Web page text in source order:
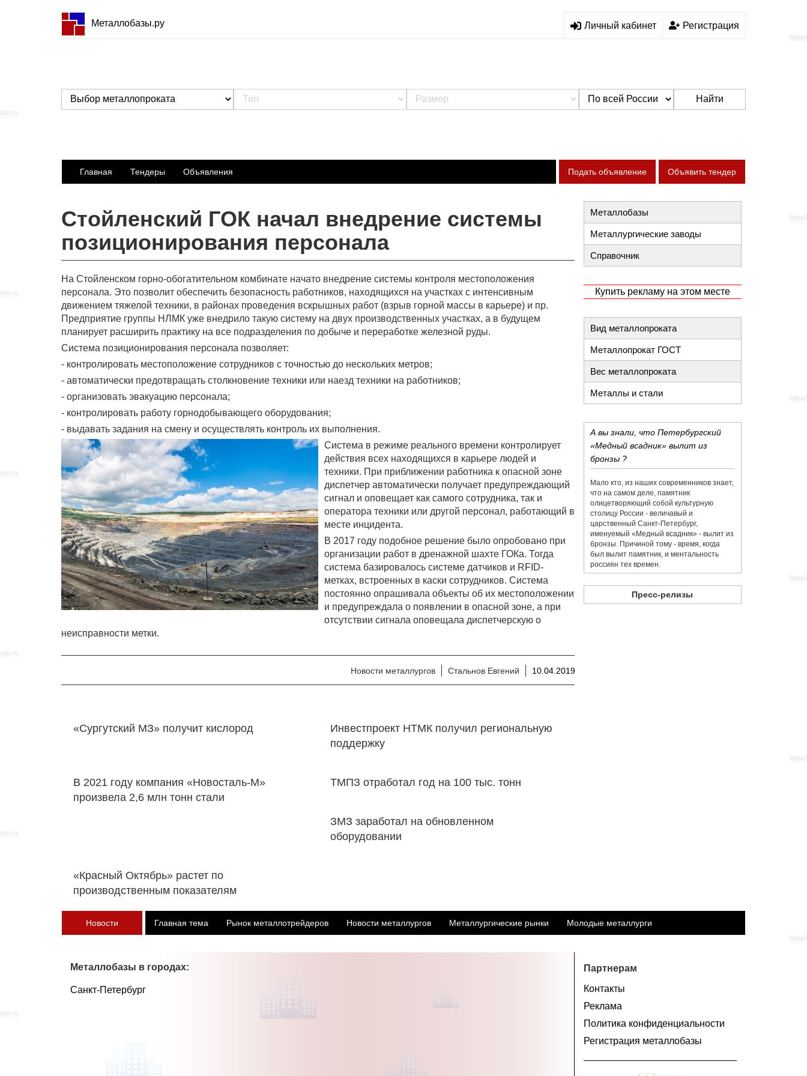
Металлобазы.ру Личный кабинет Регистрация
Найти
Главная Тендеры Объявления Подать объявление Объявить тендер
Стойленский ГОК начал внедрение системы
позиционирования персонала
На Стойленском горно-обогатительном комбинате начато внедрение системы контроля местоположения
персонала. Это позволит обеспечить безопасность работников, находящихся на участках с интенсивным
движением тяжелой техники, в районах проведения вскрышных работ (взрыв горной массы в карьере) и пр.
Предприятие группы НЛМК уже внедрило такую систему на двух производственных участках, а в будущем
планирует расширить практику на все подразделения по добыче и переработке железной руды.
Система позиционирования персонала позволяет:
- контролировать местоположение сотрудников с точностью до нескольких метров;
- автоматически предотвращать столкновение техники или наезд техники на работников;
- организовать эвакуацию персонала;
- контролировать работу горнодобывающего оборудования;
- выдавать задания на смену и осуществлять контроль их выполнения.
Система в режиме реального времени контролирует
действия всех находящихся в карьере людей и
техники. При приближении работника к опасной зоне
диспетчер автоматически получает предупреждающий
сигнал и оповещает как самого сотрудника, так и
оператора техники или другой персонал, работающий в
месте инцидента.
В 2017 году подобное решение было опробовано при
организации работ в дренажной шахте ГОКа. Тогда
система базировалось системе датчиков и RFID-
метках, встроенных в каски сотрудников. Система
постоянно опрашивала объекты об их местоположении
и предупреждала о появлении в опасной зоне, а при
отсутствии сигнала оповещала диспетчерскую о
неисправности метки.
Новости металлургов Стальнов Евгений 10.04.2019
«Сургутский МЗ» получит кислород
Инвестпроект НТМК получил региональную
поддержку
В 2021 году компания «Новосталь-М»
произвела 2,6 млн тонн стали
ТМПЗ отработал год на 100 тыс. тонн
ЗМЗ заработал на обновленном
оборудовании
«Красный Октябрь» растет по
производственным показателям
Металлобазы
Металлургические заводы
Справочник
Купить рекламу на этом месте
Вид металлопроката
Металлопрокат ГОСТ
Вес металлопроката
Металлы и стали
А вы знали, что Петербургский
«Медный всадник» вылит из
бронзы ?
Мало кто, из наших современников знает,
что на самом деле, памятник
олицетворяющий собой культурную
столицу России - величавый и
царственный Санкт-Петербург,
именуемый «Медный всадник» - вылит из
бронзы. Причиной тому - время, когда
был вылит памятник, и ментальность
россиян тех времен.
Пресс-релизы
Новости Главная тема Рынок металлотрейдеров Новости металлургов Металлургические рынки Молодые металлурги
Металлобазы в городах:
Санкт-Петербург
Партнерам
Контакты
Реклама
Политика конфиденциальности
Регистрация металлобазы